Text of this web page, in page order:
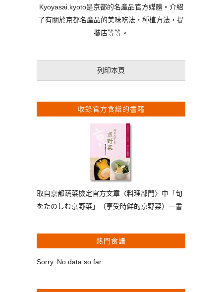
Kyoyasai.kyoto是京都的名產品官方媒體。介紹
了有關於京都名產品的美味吃法，種植方法，提
攜店等等。
列印本頁
收錄官方食譜的書籍
取自京都蔬菜檢定官方文章〈料理部門〉中「旬
をたのしむ京野菜」（享受時鮮的京野菜）一書
熱門食譜
Sorry. No data so far.